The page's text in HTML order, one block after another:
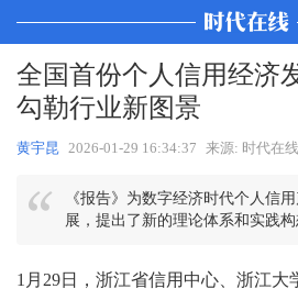
全国首份个人信用经济
勾勒行业新图景
黄宇昆 2026-01-29 16:34:37 来源: 时代在线
《报告》为数字经济时代个人信
展，提出了新的理论体系和实践构
1月29日，浙江省信用中心、浙江大